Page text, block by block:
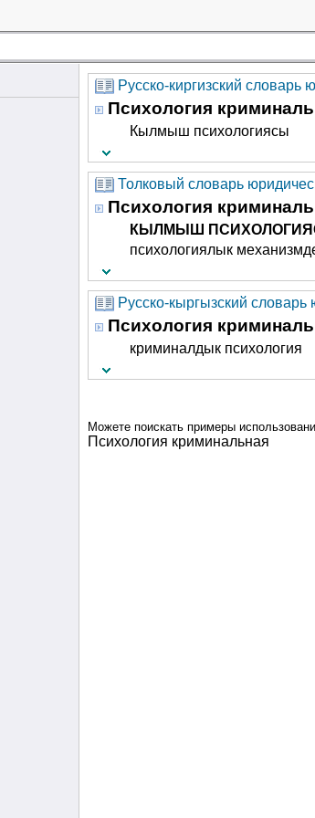
Русско-киргизский словарь
Психология
Кылмыш психологиясы
Толковый словарь
Психология
КЫЛМЫШ
психологиялык
Русско-кыргызский
Психология
криминалдык психология
Можете поискать примеры
Психология криминальная